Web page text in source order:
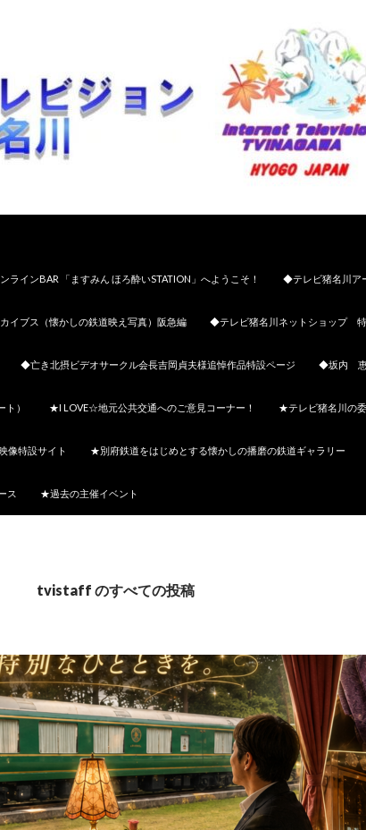
ラインBAR 「ますみん ほろ酔いSTATION」へようこそ！ ◆テレビ猪名川ア
イブス（懐かしの鉄道映え写真）阪急編 ◆テレビ猪名川ネットショップ 特
◆亡き北摂ビデオサークル会長吉岡貞夫様追悼作品特設ページ ◆坂内 恵
） ★I LOVE☆地元公共交通へのご意見コーナー！ ★テレビ猪名川の
像特設サイト ★別府鉄道をはじめとする懐かしの播磨の鉄道ギャラリー
ス ★過去の主催イベント
tvistaff のすべての投稿